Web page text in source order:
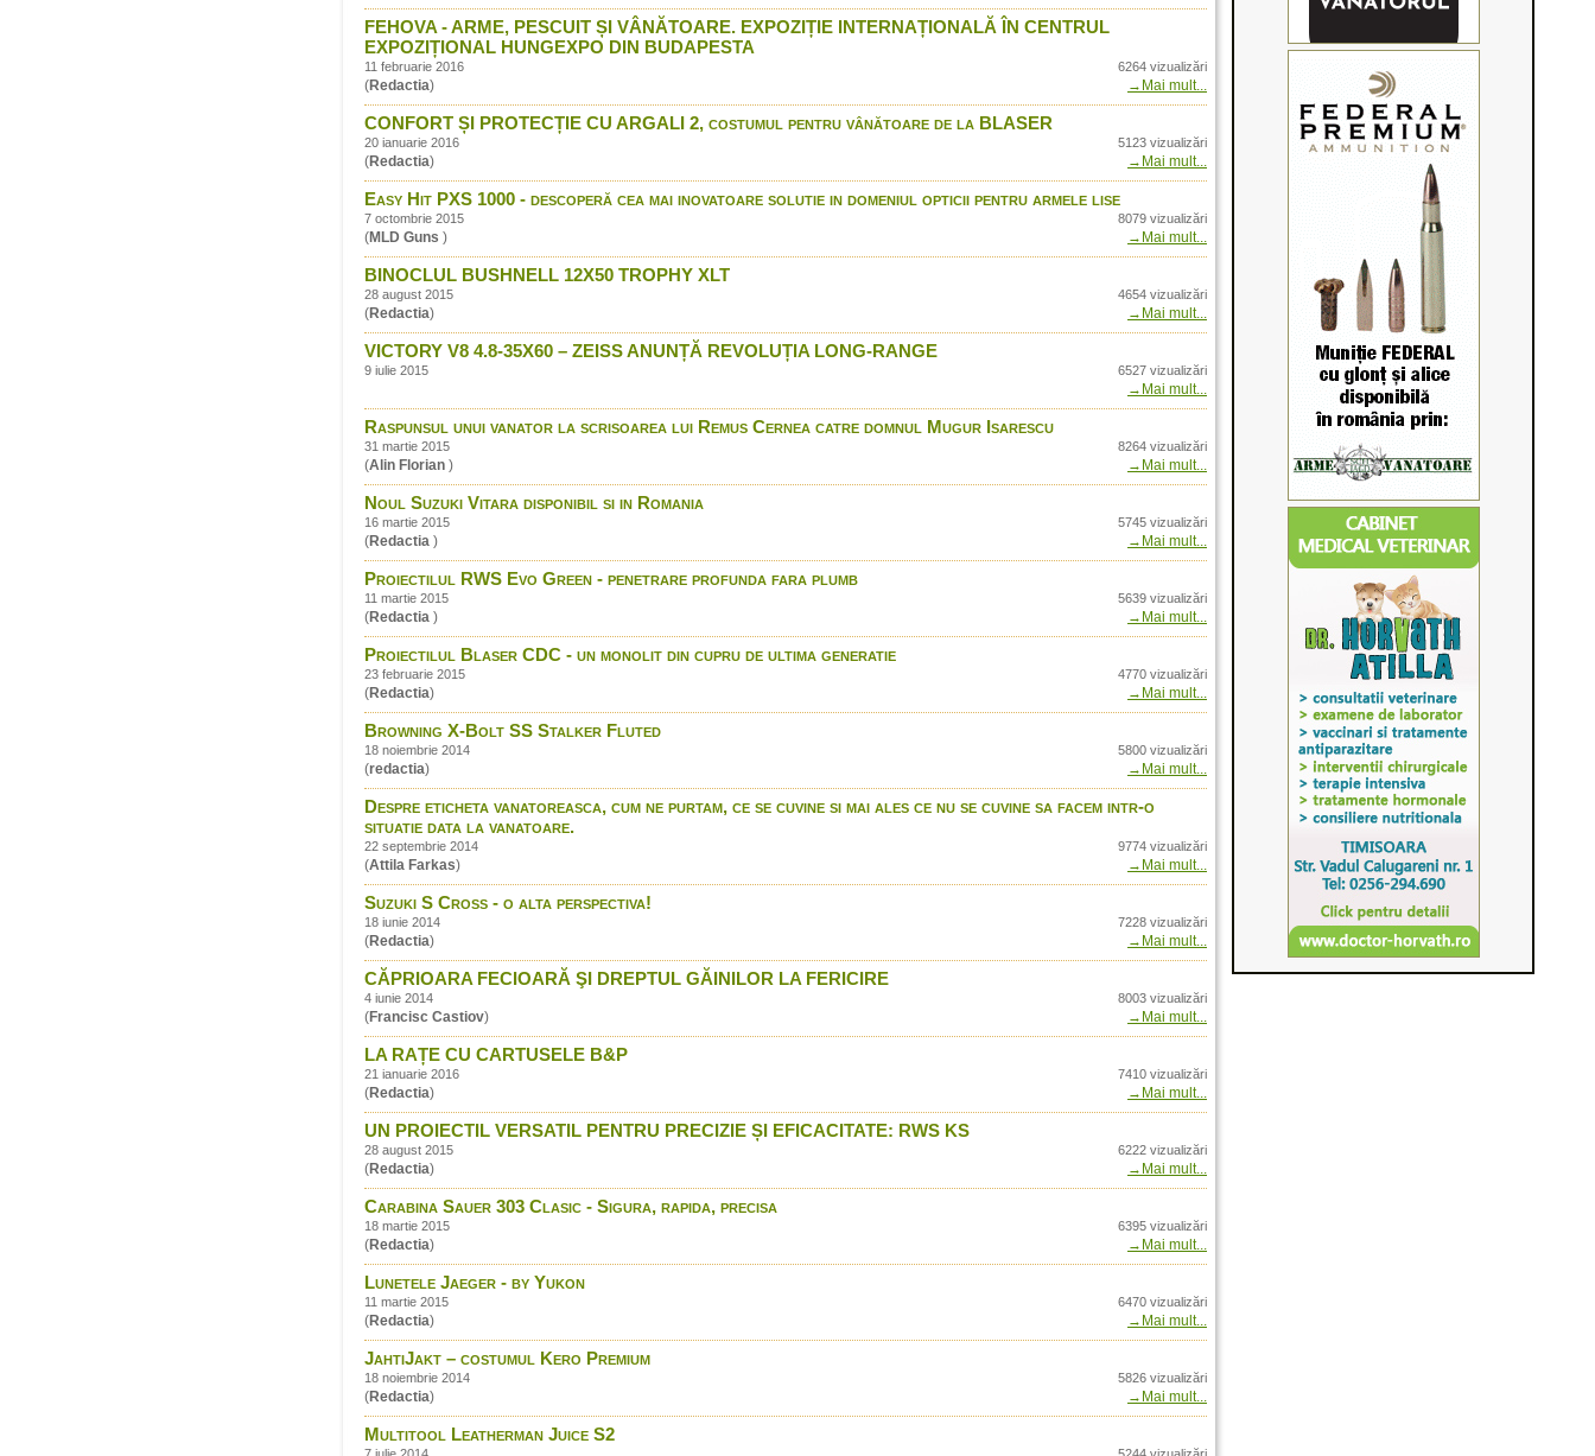
Proiectil unic monolit DDuplex
Gamo Bull Whisper Extreme prin Arrow
International
Raffaello Promo ITA prin Arrow International
ahti Jakt - Costumul Camo in Romania prin
Arrow International
Browning Dirty Bird Waterfowl Clothing
Zeiss VICTORY V8 in Romania prin Arrow
Blaser R8 - descoperiti secretul versatilitatii
Browning X BOLT SF - noutate tenica 2014
Benalli Raffaello Power Bore şi Raffaello Black -
Led Lenser Seria SEO - lanterne pentru oamenii
Munitia Winchester noi produse pentru sezonul
2014.
Zeiss Training Academy - sau cum reglam
Bushnell Trophy XLT - binocluri si lunete in
Jahti Jakt bocanci Supreme in Romania doar
LED LENSER P7 2 in Romania doar prin Arrow
Benelli Duck Commander - Vinci Max4 in
DDupleks - Test comparativ penetrare Monolit
32 si glont de carabina SP
Blaser F3- in Romania prin Arrow International
Camere Flir™ modelele PS24 PS32 in Romania
Browning A5 - Conceptul Total Barrel Dynamics
LED LENSER® P17R in Romania doar prin
Browning A5 in Romania - prin Arrow
Munitie Winchester Power Max Bonded - In
Browning A5 in actiune - Vanatoare de gasca in
FEHOVA - ARME, PESCUIT ȘI VÂNĂTOARE. EXPOZIȚIE INTERNAȚIONALĂ ÎN CENTRUL
EXPOZIȚIONAL HUNGEXPO DIN BUDAPESTA
11 februarie 2016 6264 vizualizări
(Redactia) →Mai mult...
CONFORT ȘI PROTECȚIE CU ARGALI 2, costumul pentru vânătoare de la BLASER
20 ianuarie 2016 5123 vizualizări
(Redactia) →Mai mult...
Easy Hit PXS 1000 - descoperă cea mai inovatoare solutie in domeniul opticii pentru armele lise
7 octombrie 2015 8079 vizualizări
(MLD Guns ) →Mai mult...
BINOCLUL BUSHNELL 12X50 TROPHY XLT
28 august 2015 4654 vizualizări
(Redactia) →Mai mult...
VICTORY V8 4.8-35X60 – ZEISS ANUNȚĂ REVOLUȚIA LONG-RANGE
9 iulie 2015 6527 vizualizări
→Mai mult...
Raspunsul unui vanator la scrisoarea lui Remus Cernea catre domnul Mugur Isarescu
31 martie 2015 8264 vizualizări
(Alin Florian ) →Mai mult...
Noul Suzuki Vitara disponibil si in Romania
16 martie 2015 5745 vizualizări
(Redactia ) →Mai mult...
Proiectilul RWS Evo Green - penetrare profunda fara plumb
11 martie 2015 5639 vizualizări
(Redactia ) →Mai mult...
Proiectilul Blaser CDC - un monolit din cupru de ultima generatie
23 februarie 2015 4770 vizualizări
(Redactia) →Mai mult...
Browning X-Bolt SS Stalker Fluted
18 noiembrie 2014 5800 vizualizări
(redactia) →Mai mult...
Despre eticheta vanatoreasca, cum ne purtam, ce se cuvine si mai ales ce nu se cuvine sa facem intr-o
situatie data la vanatoare.
22 septembrie 2014 9774 vizualizări
(Attila Farkas) →Mai mult...
Suzuki S Cross - o alta perspectiva!
18 iunie 2014 7228 vizualizări
(Redactia) →Mai mult...
CĂPRIOARA FECIOARĂ ŞI DREPTUL GĂINILOR LA FERICIRE
4 iunie 2014 8003 vizualizări
(Francisc Castiov) →Mai mult...
LA RAȚE CU CARTUSELE B&P
21 ianuarie 2016 7410 vizualizări
(Redactia) →Mai mult...
UN PROIECTIL VERSATIL PENTRU PRECIZIE ȘI EFICACITATE: RWS KS
28 august 2015 6222 vizualizări
(Redactia) →Mai mult...
Carabina Sauer 303 Clasic - Sigura, rapida, precisa
18 martie 2015 6395 vizualizări
(Redactia) →Mai mult...
Lunetele Jaeger - by Yukon
11 martie 2015 6470 vizualizări
(Redactia) →Mai mult...
JahtiJakt – costumul Kero Premium
18 noiembrie 2014 5826 vizualizări
(Redactia) →Mai mult...
Multitool Leatherman Juice S2